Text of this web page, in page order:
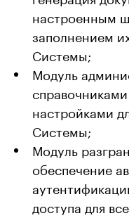
настроенным
заполнением
Системы;
Модуль
настройками
Системы;
Модуль
обеспечение
доступа для